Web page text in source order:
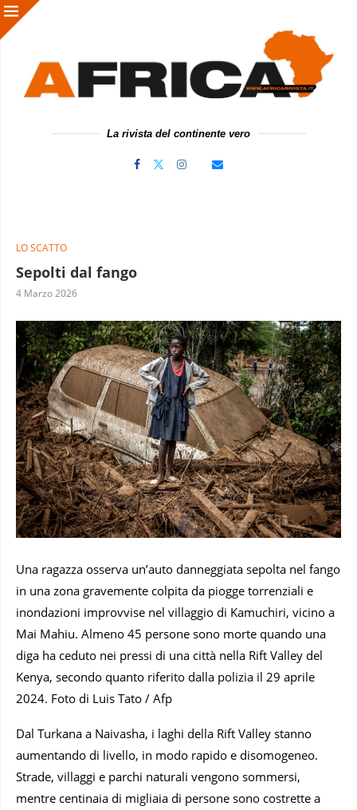
La rivista del continente vero
LO SCATTO
Sepolti dal fango
4 Marzo 2026
Una ragazza osserva un’auto danneggiata sepolta nel fango
in una zona gravemente colpita da piogge torrenziali e
inondazioni improvvise nel villaggio di Kamuchiri, vicino a
Mai Mahiu. Almeno 45 persone sono morte quando una
diga ha ceduto nei pressi di una città nella Rift Valley del
Kenya, secondo quanto riferito dalla polizia il 29 aprile
2024. Foto di Luis Tato / Afp
Dal Turkana a Naivasha, i laghi della Rift Valley stanno
aumentando di livello, in modo rapido e disomogeneo.
Strade, villaggi e parchi naturali vengono sommersi,
mentre centinaia di migliaia di persone sono costrette a